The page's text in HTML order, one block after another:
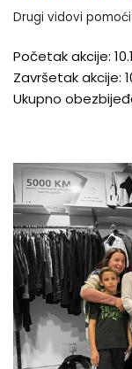
Drugi vidovi pomoći
Početak akcije:
Završetak akcije:
Ukupno